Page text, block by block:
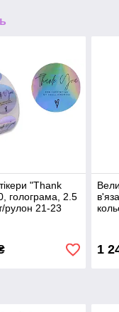
"Thank
голограма, 2.5
рулон 21-23
1